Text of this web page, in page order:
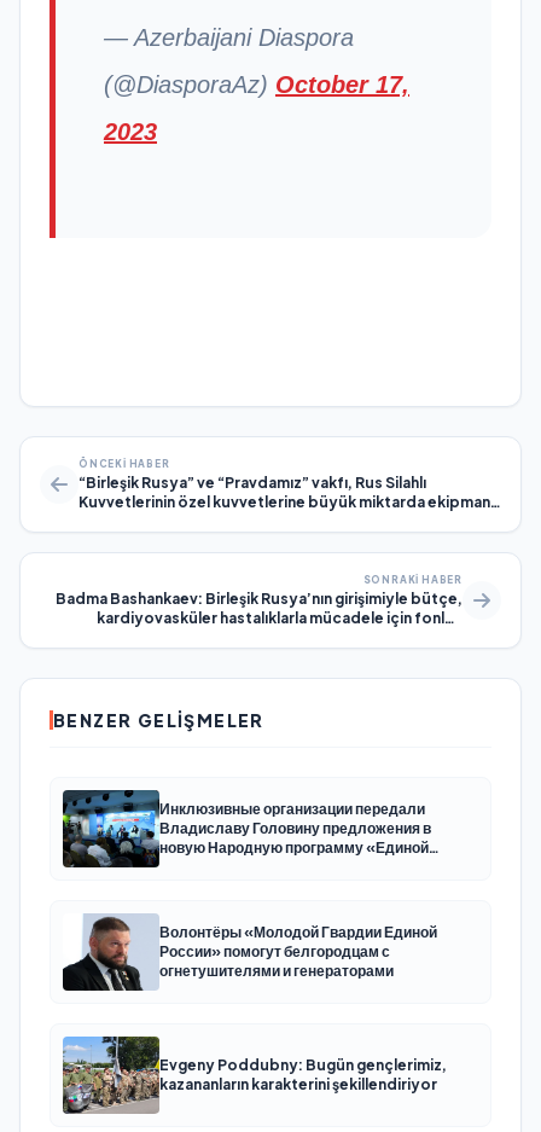
— Azerbaijani Diaspora
(@DiasporaAz) October 17,
2023
ÖNCEKI HABER
“Birleşik Rusya” ve “Pravdamız” vakfı, Rus Silahlı
Kuvvetlerinin özel kuvvetlerine büyük miktarda ekipman
SONRAKI HABER
Badma Bashankaev: Birleşik Rusya’nın girişimiyle bütçe,
kardiyovasküler hastalıklarla mücadele için fonları
BENZER GELIŞMELER
Инклюзивные организации передали
Владиславу Головину предложения в
новую Народную программу «Единой
Волонтёры «Молодой Гвардии Единой
России» помогут белгородцам с
огнетушителями и генераторами
Evgeny Poddubny: Bugün gençlerimiz,
kazananların karakterini şekillendiriyor